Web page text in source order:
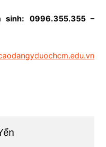
0996.355.355 –